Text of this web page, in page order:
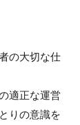
の大切な仕
適正な運営
りの意識を